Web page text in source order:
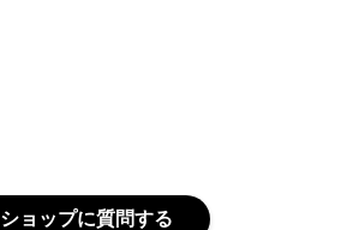
ショップに質問する